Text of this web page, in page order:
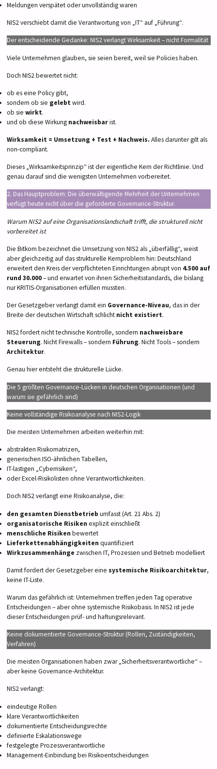
Meldungen verspätet oder unvollständig waren
NIS2 verschiebt damit die Verantwortung von „IT“ auf „Führung“.
Der entscheidende Gedanke: NIS2 verlangt Wirksamkeit – nicht Formalität
Viele Unternehmen glauben, sie seien bereit, weil sie Policies haben.
Doch NIS2 bewertet nicht:
ob es eine Policy gibt,
sondern ob sie gelebt wird.
ob sie wirkt.
und ob diese Wirkung nachweisbarist.
Wirksamkeit = Umsetzung + Test + Nachweis. Alles darunter gilt als
non-compliant.
Dieses „Wirksamkeitsprinzip“ ist der eigentliche Kern der Richtlinie. Und
genau darauf sind die wenigsten Unternehmen vorbereitet.
2. Das Hauptproblem: Die überwältigende Mehrheit der Unternehmen
verfügt heute nicht über die geforderte Governance-Struktur.
Warum NIS2 auf eine Organisationslandschaft trifft, die strukturell nicht
vorbereitet ist
Die Bitkom bezeichnet die Umsetzung von NIS2 als „überfällig“, weist
aber gleichzeitig auf das strukturelle Kernproblem hin: Deutschland
erweitert den Kreis der verpflichteten Einrichtungen abrupt von 4.500 auf
rund 30.000– und erwartet von ihnen Sicherheitsstandards, die bislang
nur KRITIS-Organisationen erfüllen mussten.
Der Gesetzgeber verlangt damit ein Governance-Niveau, das in der
Breite der deutschen Wirtschaft schlicht nicht existiert.
NIS2 fordert nicht technische Kontrolle, sondern nachweisbare
Steuerung. Nicht Firewalls – sondern Führung. Nicht Tools – sondern
Architektur.
Genau hier entsteht die strukturelle Lücke.
Die 5 größten Governance-Lücken in deutschen Organisationen (und
warum sie gefährlich sind)
Keine vollständige Risikoanalyse nach NIS2-Logik
Die meisten Unternehmen arbeiten weiterhin mit:
abstrakten Risikomatrizen,
generischen ISO-ähnlichen Tabellen,
IT-lastigen „Cyberrisiken“,
oder Excel-Risikolisten ohne Verantwortlichkeiten.
Doch NIS2 verlangt eine Risikoanalyse, die:
den gesamten Dienstbetrieb umfasst (Art. 21 Abs. 2)
organisatorische Risiken explizit einschließt
menschliche Risiken bewertet
Lieferkettenabhängigkeiten quantifiziert
Wirkzusammenhänge zwischen IT, Prozessen und Betrieb modelliert
Damit fordert der Gesetzgeber eine systemische Risikoarchitektur,
keine IT-Liste.
Warum das gefährlich ist: Unternehmen treffen jeden Tag operative
Entscheidungen – aber ohne systemische Risikobasis. In NIS2 ist jede
dieser Entscheidungen prüf- und haftungsrelevant.
Keine dokumentierte Governance-Struktur (Rollen, Zuständigkeiten,
Verfahren)
Die meisten Organisationen haben zwar „Sicherheitsverantwortliche“ –
aber keine Governance-Architektur.
NIS2 verlangt:
eindeutige Rollen
klare Verantwortlichkeiten
dokumentierte Entscheidungsrechte
definierte Eskalationswege
festgelegte Prozessverantwortliche
Management-Einbindung bei Risikoentscheidungen